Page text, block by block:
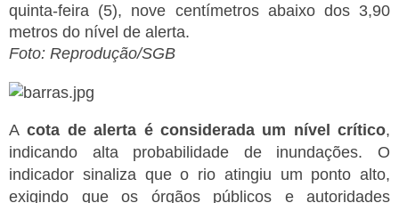
quinta-feira (5), nove centímetros abaixo dos 3,90
metros do nível de alerta.
Foto: Reprodução/SGB
Acota de alerta é considerada um nível crítico,
indicando alta probabilidade de inundações. O
indicador sinaliza que o rio atingiu um ponto alto,
exigindo que os órgãos públicos e autoridades